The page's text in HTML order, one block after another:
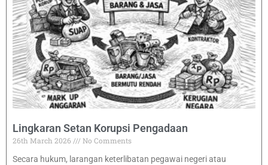
Lingkaran Setan Korupsi Pengadaan
26th March 2026
No Comments
Secara hukum, larangan keterlibatan pegawai negeri atau